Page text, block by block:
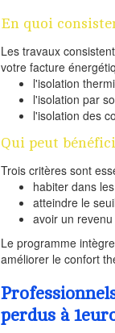
En quoi
Les travaux
votre facture
l'isolation
l'isolation par
l'isolation des
Qui peut
Trois critères sont
habiter dans
atteindre le
avoir un
Le programme
améliorer le confort
perdus à